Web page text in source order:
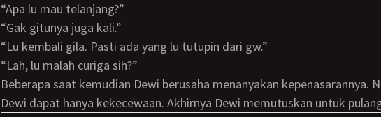
“Apa lu mau telanjang?”
“Gak gitunya juga kali.”
“Lu kembali gila. Pasti ada yang lu tutupin dari gw.”
“Lah, lu malah curiga sih?”
Beberapa saat kemudian Dewi berusaha menanyakan kepenasarannya. Namun yang
Dewi dapat hanya kekecewaan. Akhirnya Dewi memutuskan untuk